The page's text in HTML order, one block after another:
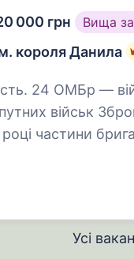
000 грн Вища
короля Данила
військ
військ
році частини
Усі